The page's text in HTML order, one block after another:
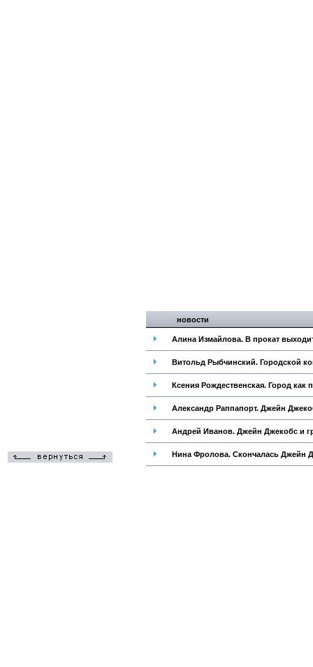
новости
Алина Измайлова. В прокат
Витольд Рыбчинский. Городской
Ксения Рождественская. Город как
Александр Раппапорт. Джейн
Андрей Иванов. Джейн Джекобс и
Нина Фролова. Скончалась Джейн